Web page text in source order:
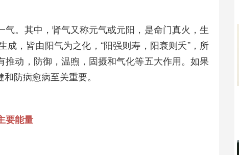
。其中，肾气又称元气或元阳，是命门真火，生
，皆由阳气为之化，“阳强则寿，阳衰则夭”，所
动，防御，温煦，固摄和气化等五大作用。如果
防病愈病至关重要。
要能量